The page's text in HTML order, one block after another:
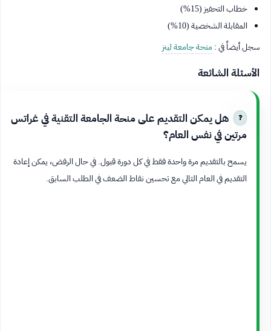
خطاب التحفيز (15%)
المقابلة الشخصية (10%)
سجل أيضاً في :منحة جامعة لينز
الأسئلة الشائعة
هل يمكن التقديم على منحة الجامعة التقنية في غراتس
مرتين في نفس العام؟
يسمح بالتقديم مرة واحدة فقط في كل دورة قبول. في حال الرفض، يمكن إعادة
التقديم في العام التالي مع تحسين نقاط الضعف في الطلب السابق.